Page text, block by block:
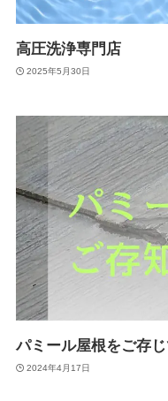
高圧洗浄専門店
2025年5月30日
パミール屋根をご存じ
2024年4月17日